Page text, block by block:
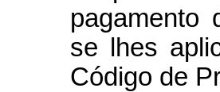
pagamento
se lhes
Código de